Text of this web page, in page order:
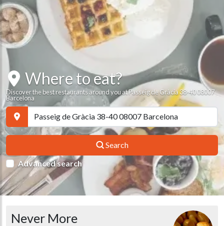
Where to eat?
Discover the best restaurants around you at Passeig de Gràcia 38-40 08007
Barcelona
Search
Advanced search
Never More